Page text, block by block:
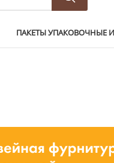
ПАКЕТЫ УПАКОВОЧНЫЕ